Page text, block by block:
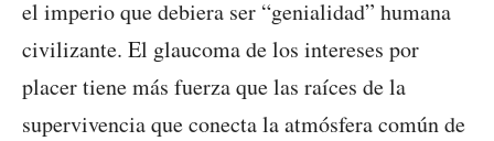
el imperio que debiera ser “genialidad” humana
civilizante. El glaucoma de los intereses por
placer tiene más fuerza que las raíces de la
supervivencia que conecta la atmósfera común de